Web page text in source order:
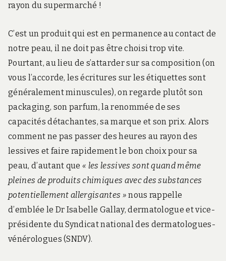
rayon du supermarché !
C’est un produit qui est en permanence au contact de
notre peau, il ne doit pas être choisi trop vite.
Pourtant, au lieu de s’attarder sur sa composition (on
vous l’accorde, les écritures sur les étiquettes sont
généralement minuscules), on regarde plutôt son
packaging, son parfum, la renommée de ses
capacités détachantes, sa marque et son prix. Alors
comment ne pas passer des heures au rayon des
lessives et faire rapidement le bon choix pour sa
peau, d’autant que« les lessives sont quand même
pleines de produits chimiques avec des substances
potentiellement allergisantes »nous rappelle
d’emblée le Dr Isabelle Gallay, dermatologue et vice-
présidente du Syndicat national des dermatologues-
vénérologues (SNDV).